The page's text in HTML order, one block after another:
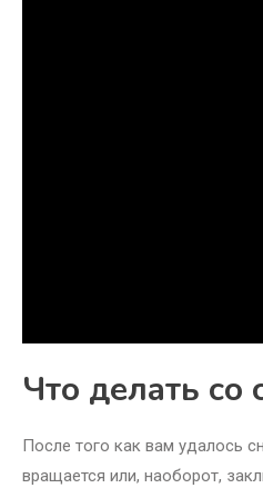
Что делать со
После того как вам удалось
вращается или, наоборот,